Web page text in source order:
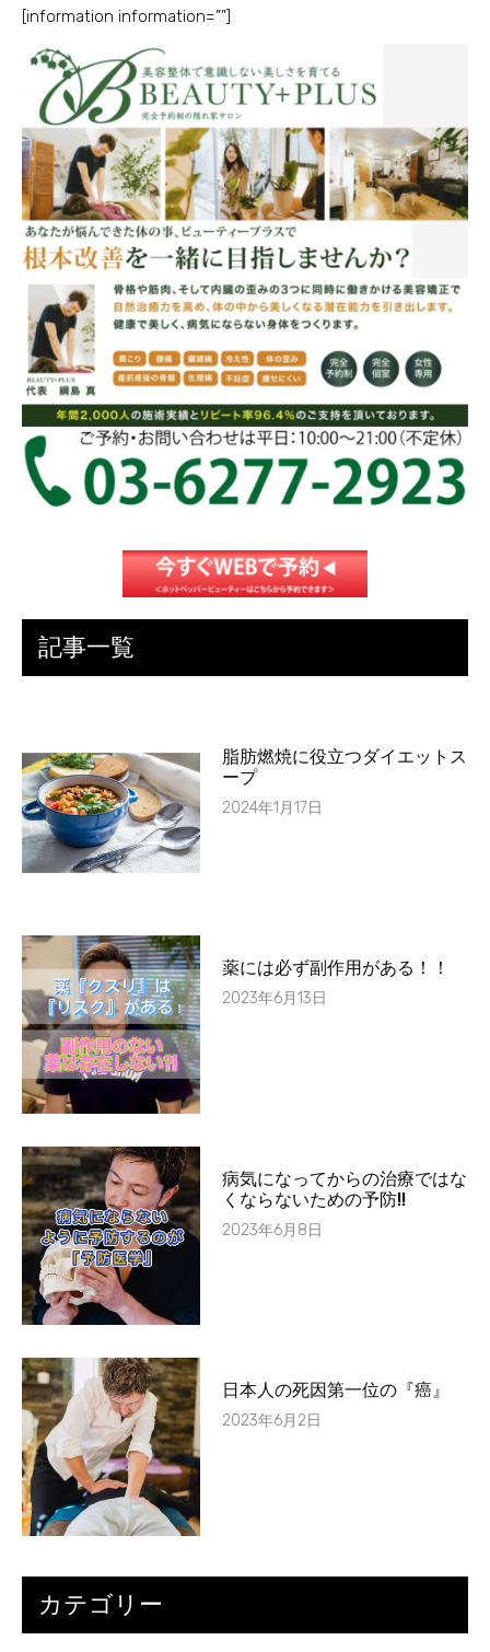
[information information=””]
記事一覧
脂肪燃焼に役立つダイエットス
ープ
2024年1月17日
薬には必ず副作用がある！！
2023年6月13日
病気になってからの治療ではな
くならないための予防!!
2023年6月8日
日本人の死因第一位の『癌』
2023年6月2日
カテゴリー